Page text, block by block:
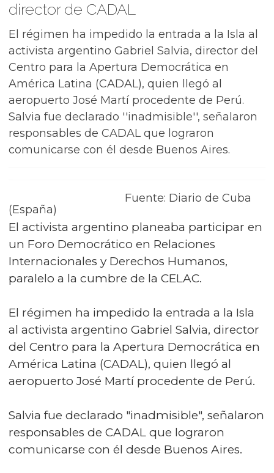
director de CADAL
El régimen ha impedido la entrada a la Isla al
activista argentino Gabriel Salvia, director del
Centro para la Apertura Democrática en
América Latina (CADAL), quien llegó al
aeropuerto José Martí procedente de Perú.
Salvia fue declarado ''inadmisible'', señalaron
responsables de CADAL que lograron
comunicarse con él desde Buenos Aires.
Fuente: Diario de Cuba
(España)
El activista argentino planeaba participar en
un Foro Democrático en Relaciones
Internacionales y Derechos Humanos,
paralelo a la cumbre de la CELAC.
El régimen ha impedido la entrada a la Isla
al activista argentino Gabriel Salvia, director
del Centro para la Apertura Democrática en
América Latina (CADAL), quien llegó al
aeropuerto José Martí procedente de Perú.
Salvia fue declarado "inadmisible", señalaron
responsables de CADAL que lograron
comunicarse con él desde Buenos Aires.